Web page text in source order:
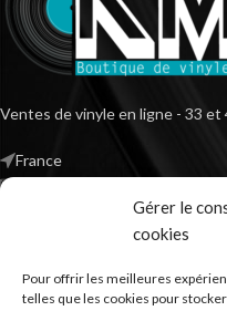
Gérer le
cookies
Pour offrir les meilleures
telles que les cookies pour
Ventes de vinyle en ligne - 33 et
France
*TVA non applicable – article